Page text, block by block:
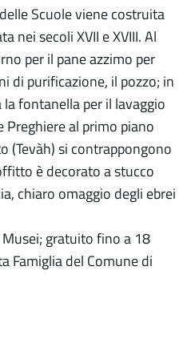
Scuole viene costruita
nei secoli XVII e XVIII. Al
per il pane azzimo per
di purificazione, il pozzo; in
fontanella per il lavaggio
Preghiere al primo piano
(Tevàh) si contrappongono
è decorato a stucco
chiaro omaggio degli ebrei
gratuito fino a 18
Famiglia del Comune di